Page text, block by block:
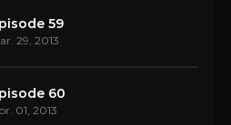
59
29, 2013
60
01, 2013